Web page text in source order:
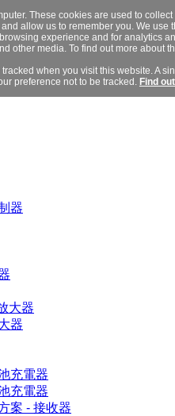
器
大器
器
充電器
充電器
案 - 接收器
These cookies are used to
allow us to remember you. We use
experience and for analytics
other media. To find out more about
when you visit this website. A
preference not to be tracked. Find